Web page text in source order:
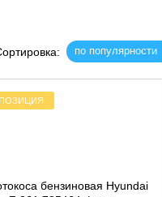
по популярности